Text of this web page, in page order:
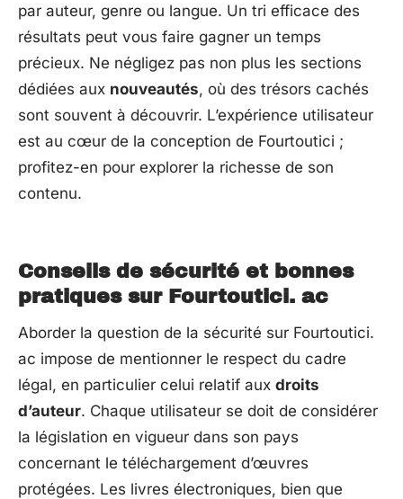
par auteur, genre ou langue. Un tri efficace des
résultats peut vous faire gagner un temps
précieux. Ne négligez pas non plus les sections
dédiées aux nouveautés, où des trésors cachés
sont souvent à découvrir. L’expérience utilisateur
est au cœur de la conception de Fourtoutici ;
profitez-en pour explorer la richesse de son
contenu.
Conseils de sécurité et bonnes
pratiques sur Fourtoutici. ac
Aborder la question de la sécurité sur Fourtoutici.
ac impose de mentionner le respect du cadre
légal, en particulier celui relatif aux droits
d’auteur. Chaque utilisateur se doit de considérer
la législation en vigueur dans son pays
concernant le téléchargement d’œuvres
protégées. Les livres électroniques, bien que